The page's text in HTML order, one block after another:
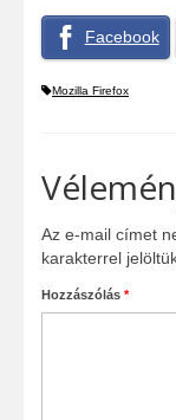
Facebook
Mozilla Firefox
Az e-mail címet
karakterrel
Hozzászólás *